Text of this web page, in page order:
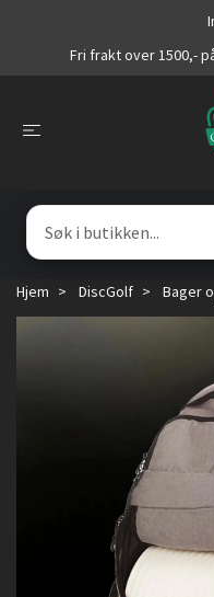
Fri frakt over 1500,-
Hjem DiscGolf Bager